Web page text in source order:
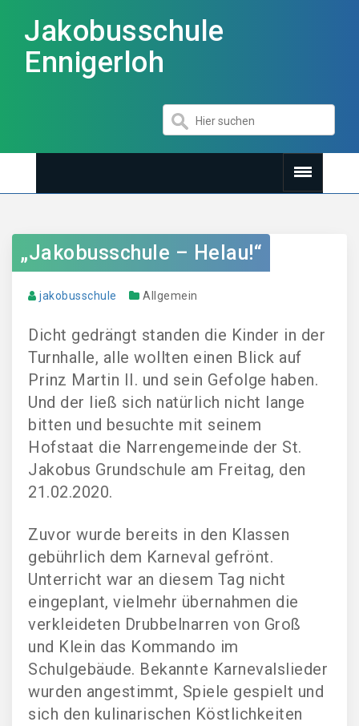
Jakobusschule
Ennigerloh
„Jakobusschule – Helau!“
jakobusschule Allgemein
Dicht gedrängt standen die Kinder in der
Turnhalle, alle wollten einen Blick auf
Prinz Martin II. und sein Gefolge haben.
Und der ließ sich natürlich nicht lange
bitten und besuchte mit seinem
Hofstaat die Narrengemeinde der St.
Jakobus Grundschule am Freitag, den
21.02.2020.
Zuvor wurde bereits in den Klassen
gebührlich dem Karneval gefrönt.
Unterricht war an diesem Tag nicht
eingeplant, vielmehr übernahmen die
verkleideten Drubbelnarren von Groß
und Klein das Kommando im
Schulgebäude. Bekannte Karnevalslieder
wurden angestimmt, Spiele gespielt und
sich den kulinarischen Köstlichkeiten